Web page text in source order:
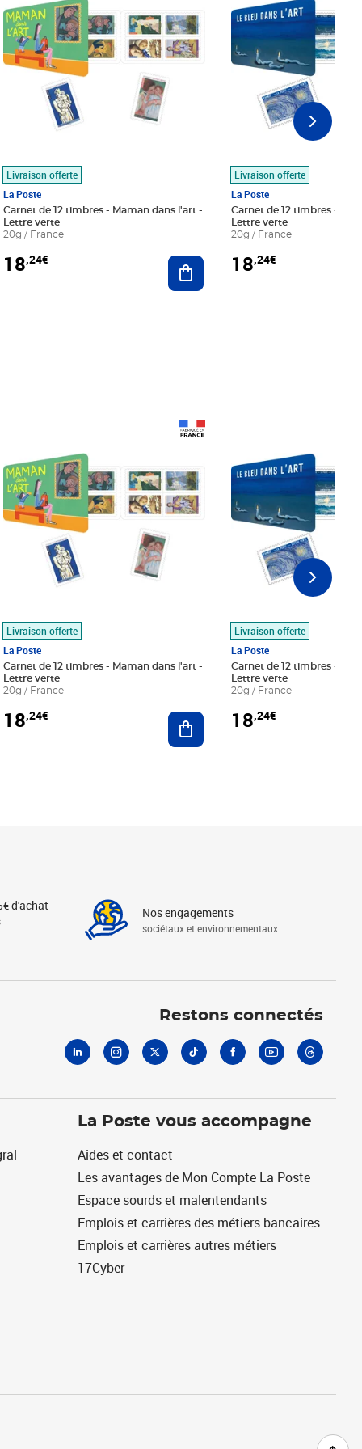
au panier
Livraison offerte
La Poste
Carnet de 12 timbres - Maman dans l'art -
Lettre verte
20g / France
18,24€ Ajouter au panier
Livraison offerte
La Poste
Carnet de 12 timbres - Le
Lettre verte
20g / France
18,24€
au panier
Livraison offerte
La Poste
Carnet de 12 timbres - Maman dans l'art -
Lettre verte
20g / France
18,24€ Ajouter au panier
Livraison offerte
La Poste
Carnet de 12 timbres - Le
Lettre verte
20g / France
18,24€
d'achat Nos engagements
sociétaux et environnementaux
Restons connectés
La Poste vous accompagne
Aides et contact
Les avantages de Mon Compte La Poste
Espace sourds et malentendants
Emplois et carrières des métiers bancaires
Emplois et carrières autres métiers
17Cyber